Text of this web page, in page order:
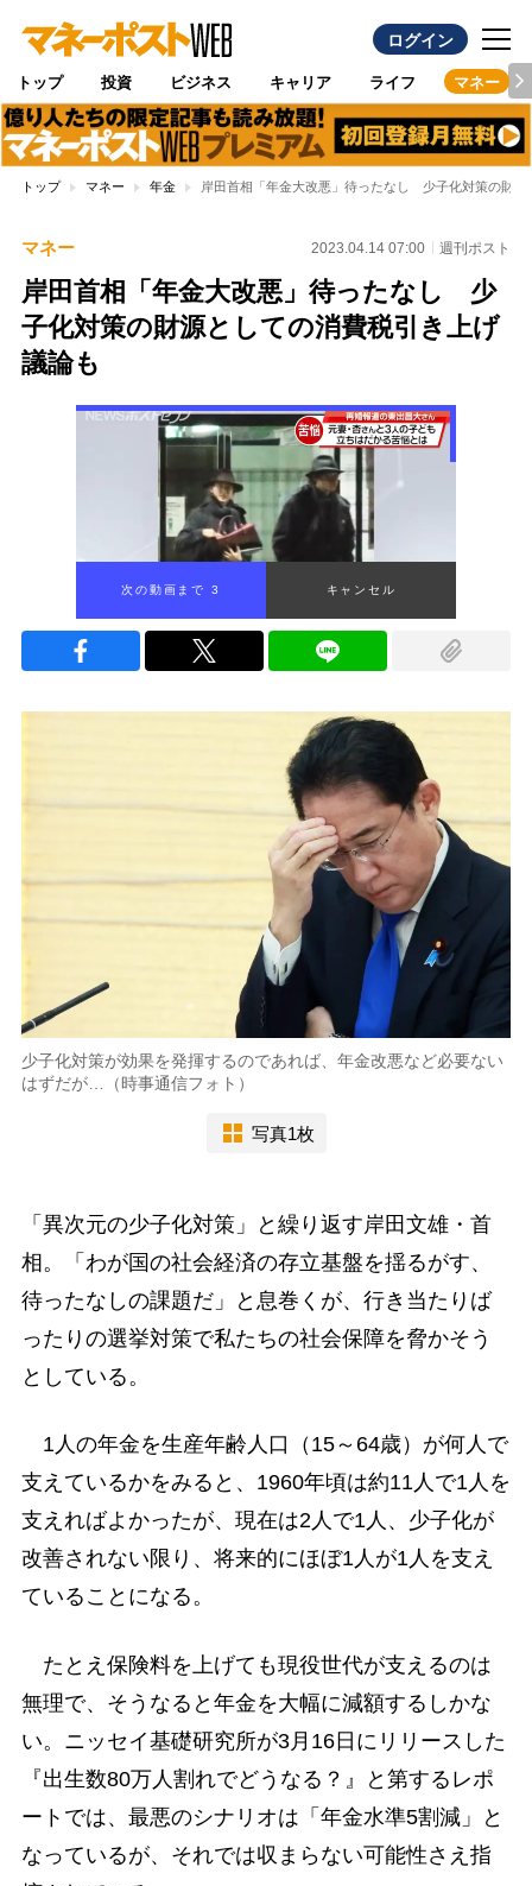
ログイン
トップ 投資 ビジネス キャリア ライフ マネー
トップ マネー 年金 岸田首相「年金大改悪」待ったなし 少子化対策の財源
マネー 2023.04.14 07:00 週刊ポスト
岸田首相「年金大改悪」待ったなし 少
子化対策の財源としての消費税引き上げ
議論も
次の動画まで 1 キャンセル
少子化対策が効果を発揮するのであれば、年金改悪など必要ない
はずだが…（時事通信フォト）
写真1枚
「異次元の少子化対策」と繰り返す岸田文雄・首
相。「わが国の社会経済の存立基盤を揺るがす、
待ったなしの課題だ」と息巻くが、行き当たりば
ったりの選挙対策で私たちの社会保障を脅かそう
としている。
1人の年金を生産年齢人口（15～64歳）が何人で
支えているかをみると、1960年頃は約11人で1人を
支えればよかったが、現在は2人で1人、少子化が
改善されない限り、将来的にほぼ1人が1人を支え
ていることになる。
たとえ保険料を上げても現役世代が支えるのは
無理で、そうなると年金を大幅に減額するしかな
い。ニッセイ基礎研究所が3月16日にリリースした
『出生数80万人割れでどうなる？』と第するレポ
ートでは、最悪のシナリオは「年金水準5割減」と
なっているが、それでは収まらない可能性さえ指